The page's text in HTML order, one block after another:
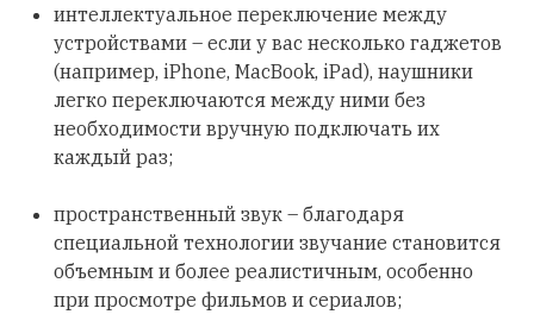
интеллектуальное переключение между
устройствами – если у вас несколько гаджетов
(например, iPhone, MacBook, iPad), наушники
легко переключаются между ними без
необходимости вручную подключать их
каждый раз;
пространственный звук – благодаря
специальной технологии звучание становится
объемным и более реалистичным, особенно
при просмотре фильмов и сериалов;